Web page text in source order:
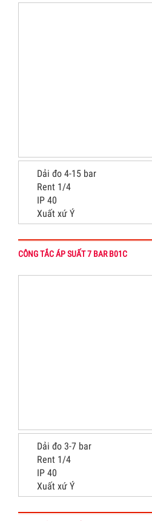
Dải đo 4-15 bar
Rent 1/4
IP 40
Xuất xứ Ý
CÔNG TẮC ÁP SUẤT 7 BAR B01C
Dải đo 3-7 bar
Rent 1/4
IP 40
Xuất xứ Ý